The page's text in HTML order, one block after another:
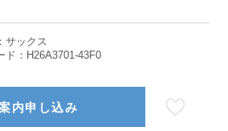
サックス
ド： H26A3701-43F0
内申し込み